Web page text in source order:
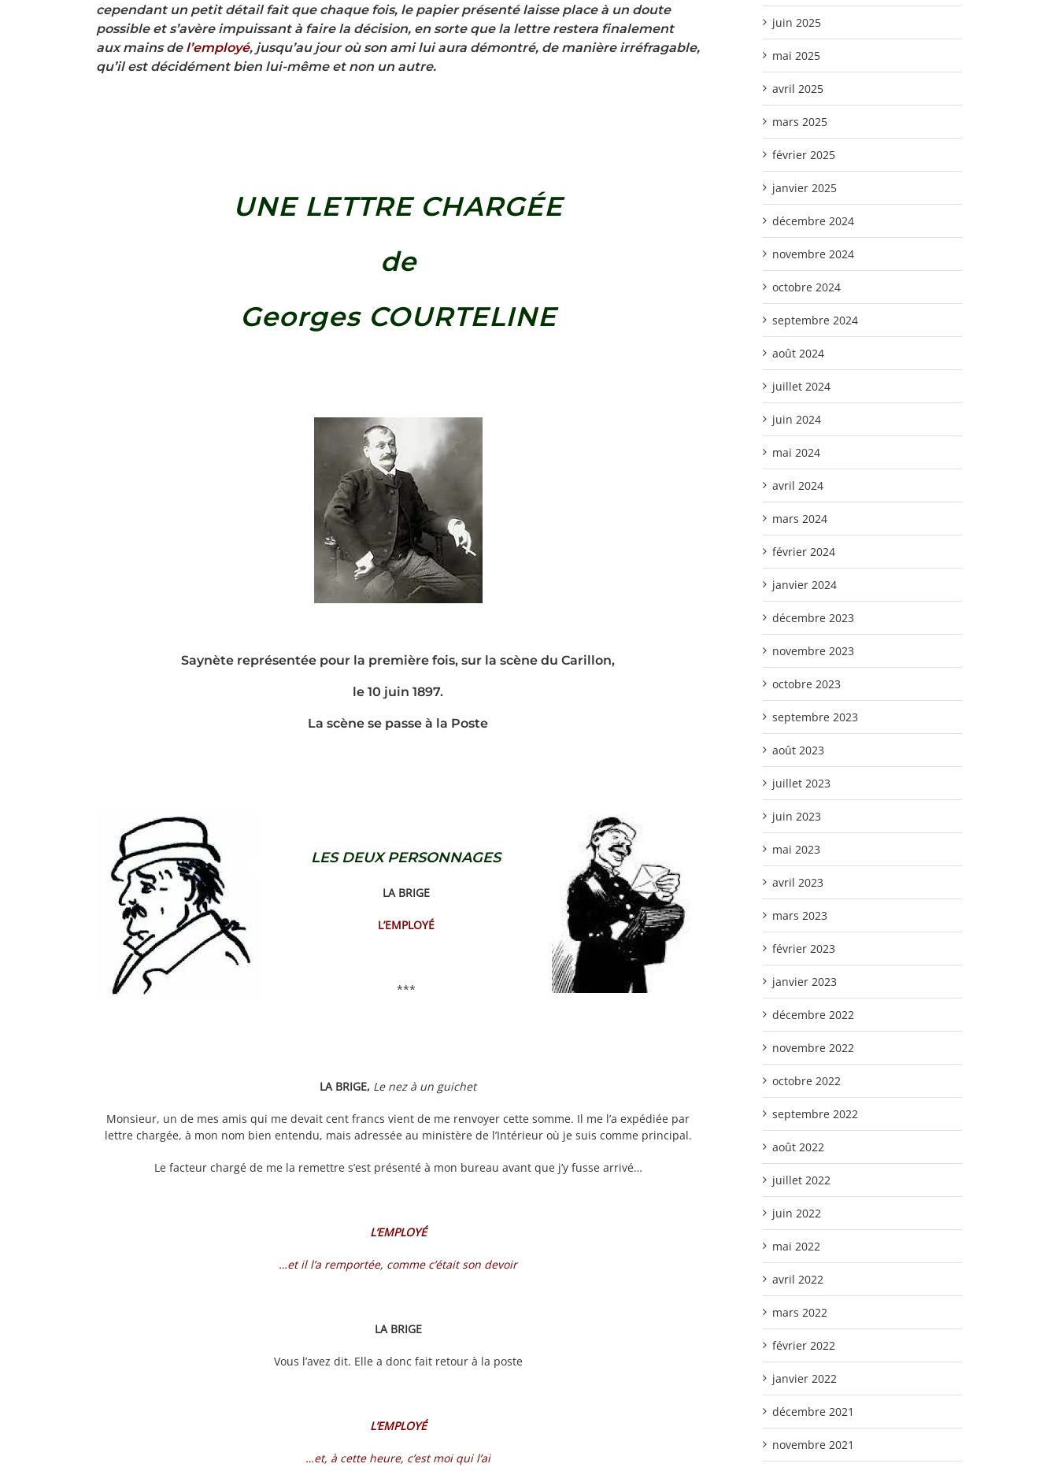
cependant un petit détail fait que chaque fois, le papier présenté laisse place à un doute
possible et s’avère impuissant à faire la décision, en sorte que la lettre restera finalement
aux mains de l’employé, jusqu’au jour où son ami lui aura démontré, de manière irréfragable,
qu’il est décidément bien lui-même et non un autre.
UNE LETTRE CHARGÉE
de
Georges COURTELINE
Saynète représentée pour la première fois, sur la scène du Carillon,
le 10 juin 1897.
La scène se passe à la Poste
LES DEUX PERSONNAGES
LA BRIGE
L’EMPLOYÉ
***
LA BRIGE, Le nez à un guichet
Monsieur, un de mes amis qui me devait cent francs vient de me renvoyer cette somme. Il me l’a expédiée par
lettre chargée, à mon nom bien entendu, mais adressée au ministère de l’Intérieur où je suis comme principal.
Le facteur chargé de me la remettre s’est présenté à mon bureau avant que j’y fusse arrivé…
L’EMPLOYÉ
…et il l’a remportée, comme c’était son devoir
LA BRIGE
Vous l’avez dit. Elle a donc fait retour à la poste
L’EMPLOYÉ
…et, à cette heure, c’est moi qui l’ai
juin 2025
mai 2025
avril 2025
mars 2025
février 2025
janvier 2025
décembre 2024
novembre 2024
octobre 2024
septembre 2024
août 2024
juillet 2024
juin 2024
mai 2024
avril 2024
mars 2024
février 2024
janvier 2024
décembre 2023
novembre 2023
octobre 2023
septembre 2023
août 2023
juillet 2023
juin 2023
mai 2023
avril 2023
mars 2023
février 2023
janvier 2023
décembre 2022
novembre 2022
octobre 2022
septembre 2022
août 2022
juillet 2022
juin 2022
mai 2022
avril 2022
mars 2022
février 2022
janvier 2022
décembre 2021
novembre 2021